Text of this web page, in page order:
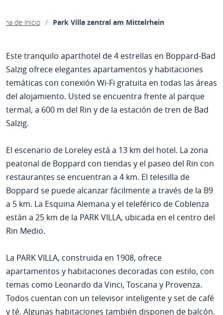
de inicio Park Villa zentral am Mittelrhein
Este tranquilo aparthotel de 4 estrellas en Boppard-Bad
Salzig ofrece elegantes apartamentos y habitaciones
temáticas con conexión Wi-Fi gratuita en todas las áreas
del alojamiento. Usted se encuentra frente al parque
termal, a 600 m del Rin y de la estación de tren de Bad
Salzig.
El escenario de Loreley está a 13 km del hotel. La zona
peatonal de Boppard con tiendas y el paseo del Rin con
restaurantes se encuentran a 4 km. El telesilla de
Boppard se puede alcanzar fácilmente a través de la B9
a 5 km. La Esquina Alemana y el teleférico de Coblenza
están a 25 km de la PARK VILLA, ubicada en el centro del
Rin Medio.
La PARK VILLA, construida en 1908, ofrece
apartamentos y habitaciones decoradas con estilo, con
temas como Leonardo da Vinci, Toscana y Provenza.
Todos cuentan con un televisor inteligente y set de café
y té. Algunas habitaciones también disponen de balcón.